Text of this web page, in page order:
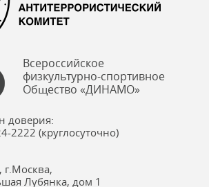
Всероссийское
физкультурно-спортивное
Общество «ДИНАМО»
доверия:
2222 (круглосуточно)
г.Москва,
Лубянка, дом 1